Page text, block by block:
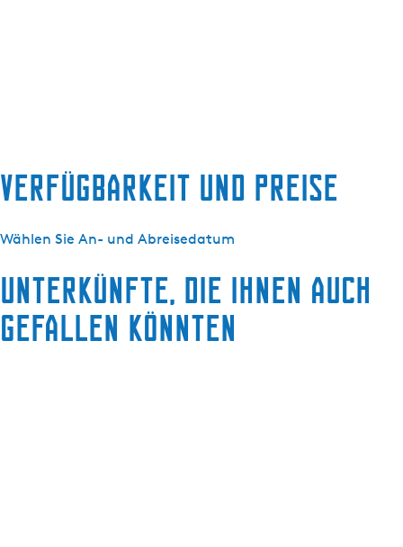
Verfügbarkeit und Preise
Wählen Sie An- und Abreisedatum
Unterkünfte, die Ihnen auch
gefallen könnten